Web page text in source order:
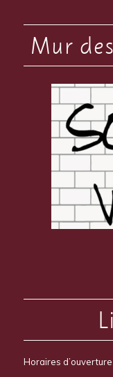
Mur
Horaires d’ouverture